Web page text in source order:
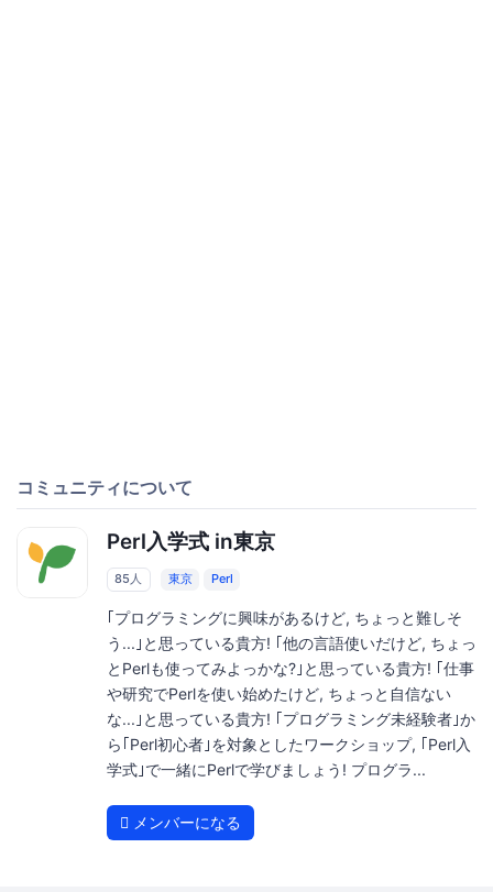
コミュニティについて
Perl入学式 in東京
85人 東京 Perl
｢プログラミングに興味があるけど, ちょっと難しそ
う...｣と思っている貴方! ｢他の言語使いだけど, ちょっ
とPerlも使ってみよっかな?｣と思っている貴方! ｢仕事
や研究でPerlを使い始めたけど, ちょっと自信ない
な...｣と思っている貴方! ｢プログラミング未経験者｣か
ら｢Perl初心者｣を対象としたワークショップ, ｢Perl入
学式｣で一緒にPerlで学びましょう! プログラ...
メンバーになる